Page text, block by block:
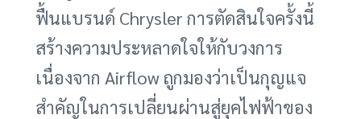
ฟื้นแบรนด์ Chrysler การตัดสินใจครั้งนี้
สร้างความประหลาดใจให้กับวงการ
เนื่องจาก Airflow ถูกมองว่าเป็นกุญแจ
สำคัญในการเปลี่ยนผ่านสู่ยุคไฟฟ้าของ